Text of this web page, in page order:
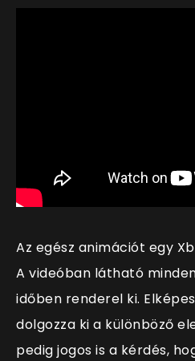
Az egész animációt egy
A videóban látható
időben renderel ki.
dolgozza ki a különböző
pedig jogos is a kérdés,